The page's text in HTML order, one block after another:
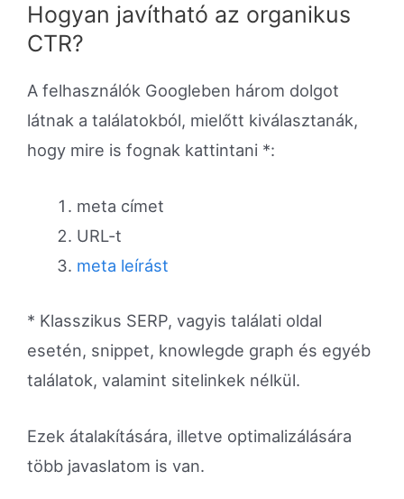
Hogyan javítható az organikus
CTR?
A felhasználók Googleben három dolgot
látnak a találatokból, mielőtt kiválasztanák,
hogy mire is fognak kattintani *:
meta címet
URL-t
meta leírást
* Klasszikus SERP, vagyis találati oldal
esetén, snippet, knowlegde graph és egyéb
találatok, valamint sitelinkek nélkül.
Ezek átalakítására, illetve optimalizálására
több javaslatom is van.